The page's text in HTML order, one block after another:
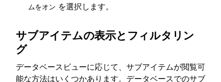
ムをオン を選択します。
サブアイテムの表示とフィルタリン
グ
データベースビューに応じて、サブアイテムが閲覧可
能な方法はいくつかあります。データベースでのサブ